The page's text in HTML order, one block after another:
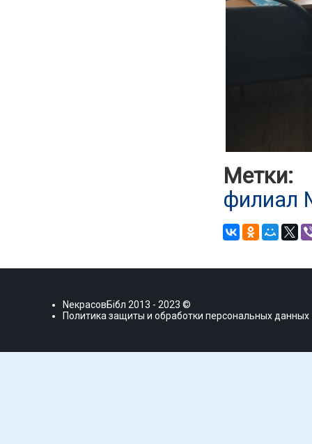
Метки:
филиал
NекрасовБiбл 2013 - 2023 ©
Политика защиты и обработки персональных данных